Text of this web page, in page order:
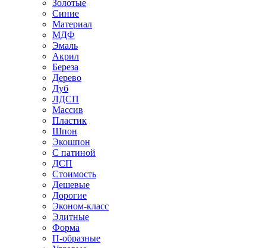
Золотые
Синие
Материал
МДФ
Эмаль
Акрил
Береза
Дерево
Дуб
ЛДСП
Массив
Пластик
Шпон
Экошпон
С патиной
ДСП
Стоимость
Дешевые
Дорогие
Эконом-класс
Элитные
Форма
П-образные